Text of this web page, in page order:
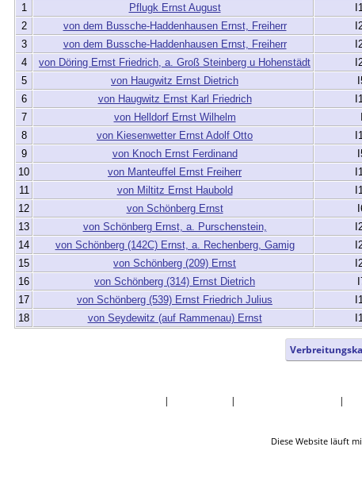
1
Pflugk Ernst August
2
von dem Bussche-Haddenhausen Ernst, Freiherr
3
von dem Bussche-Haddenhausen Ernst, Freiherr
4
von Döring Ernst Friedrich, a. Groß Steinberg u Hohenstädt
5
von Haugwitz Ernst Dietrich
6
von Haugwitz Ernst Karl Friedrich
7
von Helldorf Ernst Wilhelm
8
von Kiesenwetter Ernst Adolf Otto
9
von Knoch Ernst Ferdinand
10
von Manteuffel Ernst Freiherr
11
von Miltitz Ernst Haubold
12
von Schönberg Ernst
13
von Schönberg Ernst, a. Purschenstein,
14
von Schönberg (142C) Ernst, a. Rechenberg, Gamig
15
von Schönberg (209) Ernst
16
von Schönberg (314) Ernst Dietrich
17
von Schönberg (539) Ernst Friedrich Julius
18
von Seydewitz (auf Rammenau) Ernst
| | |
Diese Website läuft